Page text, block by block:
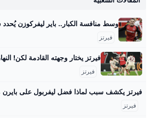
فيرتز
فيرتز
فيرتز